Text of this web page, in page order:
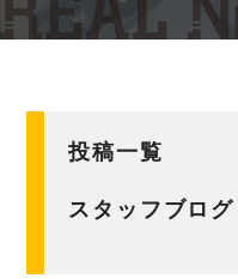
投稿一覧
スタッフブログ